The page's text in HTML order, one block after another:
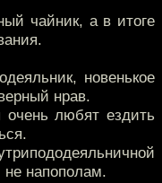
чайник, а в итоге
новенькое
нрав.
любят ездить
не напополам.